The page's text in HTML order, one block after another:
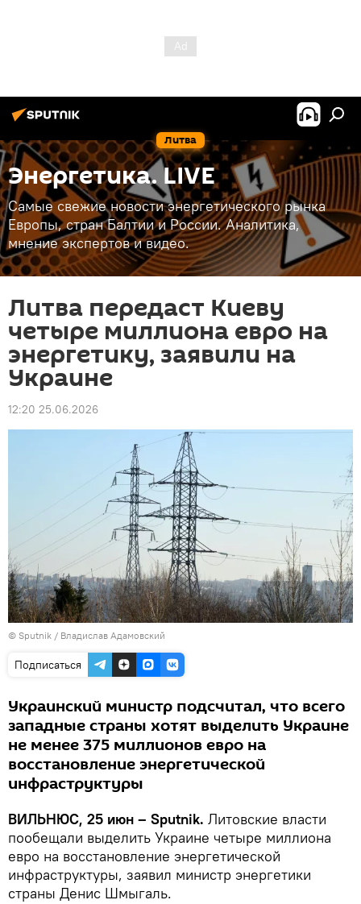
Литва
Энергетика. LIVE
Самые свежие новости энергетического рынка
Европы, стран Балтии и России. Аналитика,
мнение экспертов и видео.
Литва передаст Киеву
четыре миллиона евро на
энергетику, заявили на
Украине
12:20 25.06.2026
© Sputnik / Владислав Адамовский
Подписаться
Украинский министр подсчитал, что всего
западные страны хотят выделить Украине
не менее 375 миллионов евро на
восстановление энергетической
инфраструктуры
ВИЛЬНЮС, 25 июн – Sputnik. Литовские власти
пообещали выделить Украине четыре миллиона
евро на восстановление энергетической
инфраструктуры, заявил министр энергетики
страны Денис Шмыгаль.